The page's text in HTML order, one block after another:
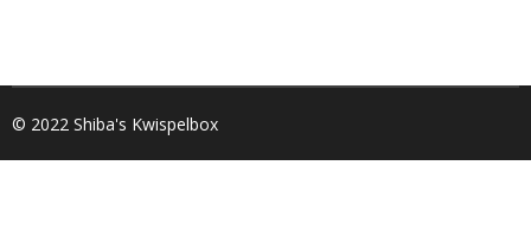
© 2022 Shiba's Kwispelbox